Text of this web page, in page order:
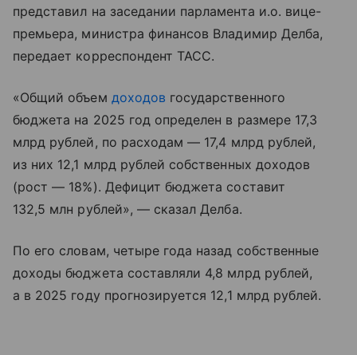
представил на заседании парламента и.о. вице-
премьера, министра финансов Владимир Делба,
передает корреспондент ТАСС.
«Общий объем доходов государственного
бюджета на 2025 год определен в размере 17,3
млрд рублей, по расходам — 17,4 млрд рублей,
из них 12,1 млрд рублей собственных доходов
(рост — 18%). Дефицит бюджета составит
132,5 млн рублей», — сказал Делба.
По его словам, четыре года назад собственные
доходы бюджета составляли 4,8 млрд рублей,
а в 2025 году прогнозируется 12,1 млрд рублей.